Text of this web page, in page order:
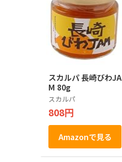
スカルパ 長崎びわJA
M 80g
スカルパ
808円
Amazonで見る